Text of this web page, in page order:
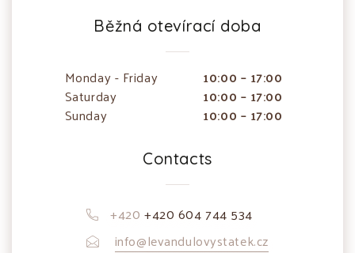
Běžná otevírací doba
Monday - Friday
10:00 – 17:00
Saturday
10:00 – 17:00
Sunday
10:00 – 17:00
Contacts
+420+420 604 744 534
info@levandulovystatek.cz